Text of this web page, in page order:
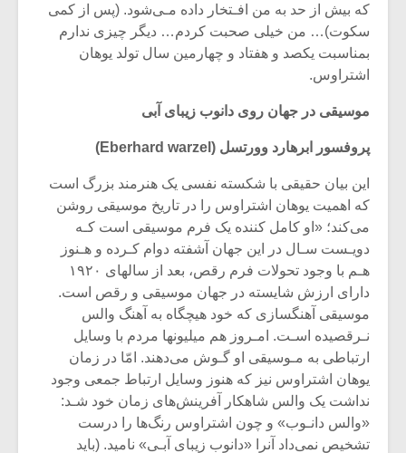
که‌ بیش از حد به من افـتخار داده مـی‌شود. (پس از کمی‌
سکوت‌)… من‌ خیلی صحبت کردم… دیگر چیزی ندارم‌
بمناسبت‌ یکصد و هفتاد و چهارمین سال تولد یوهان
اشتراوس.
موسیقی در جهان روی‌ دانوب‌ زیبای آبی
پروفسور ابرهارد وورتسل‌ (Eberhard warzel)
این بیان‌ حقیقی‌ با‌ شکسته نفسی یک هنرمند بزرگ است‌
که اهمیت یوهان اشتراوس را در تاریخ موسیقی روشن‌
می‌کند؛ «او کامل کننده یک فرم‌ موسیقی‌ است‌ کـه
دویـست‌ سـال در این جهان آشفته دوام‌ کـرده‌ و هـنوز
هـم با وجود تحولات فرم رقص، بعد از سالهای ۱۹۲۰
دارای ارزش‌ شایسته در جهان موسیقی و رقص است‌.
موسیقی‌ آهنگسازی‌‌ که خود هیچگاه به آهنگ والس
نـرقصیده اسـت. امـروز هم‌ میلیونها مردم با وسایل
ارتباطی به مـوسیقی او گـوش می‌دهند. امّا در زمان
یوهان اشتراوس نیز که هنوز‌ وسایل‌ ارتباط‌ جمعی وجود
نداشت یک والس شاهکار آفرینش‌های زمان خود شـد:
«والس دانـوب‌» و چون‌ اشتراوس رنگ‌ها را درست
تشخیص نمی‌داد آنرا «دانوب‌ زیبای آبـی» نامید. (باید
شیش و نیم»
مشهورترین باشی،
بدنام ترین باش
موسیقی